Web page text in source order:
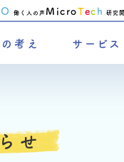
考え サービス
O 働く人の声 MicroTec h 研究
せ